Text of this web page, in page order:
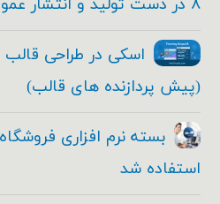
۸ در دست تولید و انتشار عمومی
(پیش پردازنده های قالب)
بسته نرم افزاری
استفاده شد